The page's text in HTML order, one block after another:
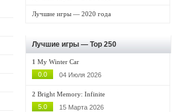
Лучшие игры — 2020 года
Лучшие игры — Top 250
1 My Winter Car
0.0
04 Июля 2026
2 Bright Memory: Infinite
5.0
15 Марта 2026